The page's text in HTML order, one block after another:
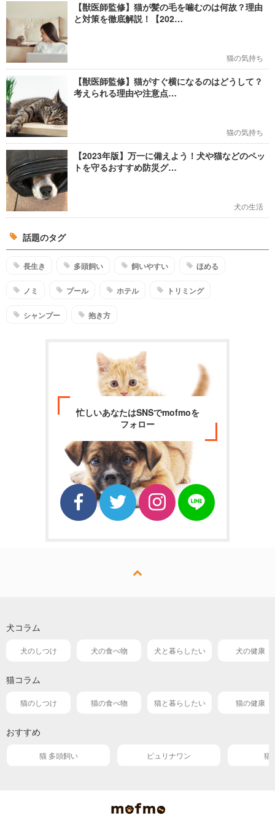
【獣医師監修】猫が髪の毛を噛むのは何故？理由
と対策を徹底解説！【202…
猫の気持ち
【獣医師監修】猫がすぐ横になるのはどうして？
考えられる理由や注意点…
猫の気持ち
【2023年版】万一に備えよう！犬や猫などのペッ
トを守るおすすめ防災グ…
犬の生活
話題のタグ
長生き 多頭飼い 飼いやすい ほめる
ノミ プール ホテル トリミング
シャンプー 抱き方
忙しいあなたはSNSでmofmoを
フォロー
犬コラム
犬のしつけ 犬の食べ物 犬と暮らしたい 犬の健康
猫コラム
猫のしつけ 猫の食べ物 猫と暮らしたい 猫の健康
おすすめ
猫 多頭飼い ピュリナワン 猫